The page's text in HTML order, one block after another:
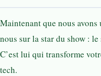
Maintenant que nous avons
nous sur la star du show :
C’est lui qui transforme
tech.